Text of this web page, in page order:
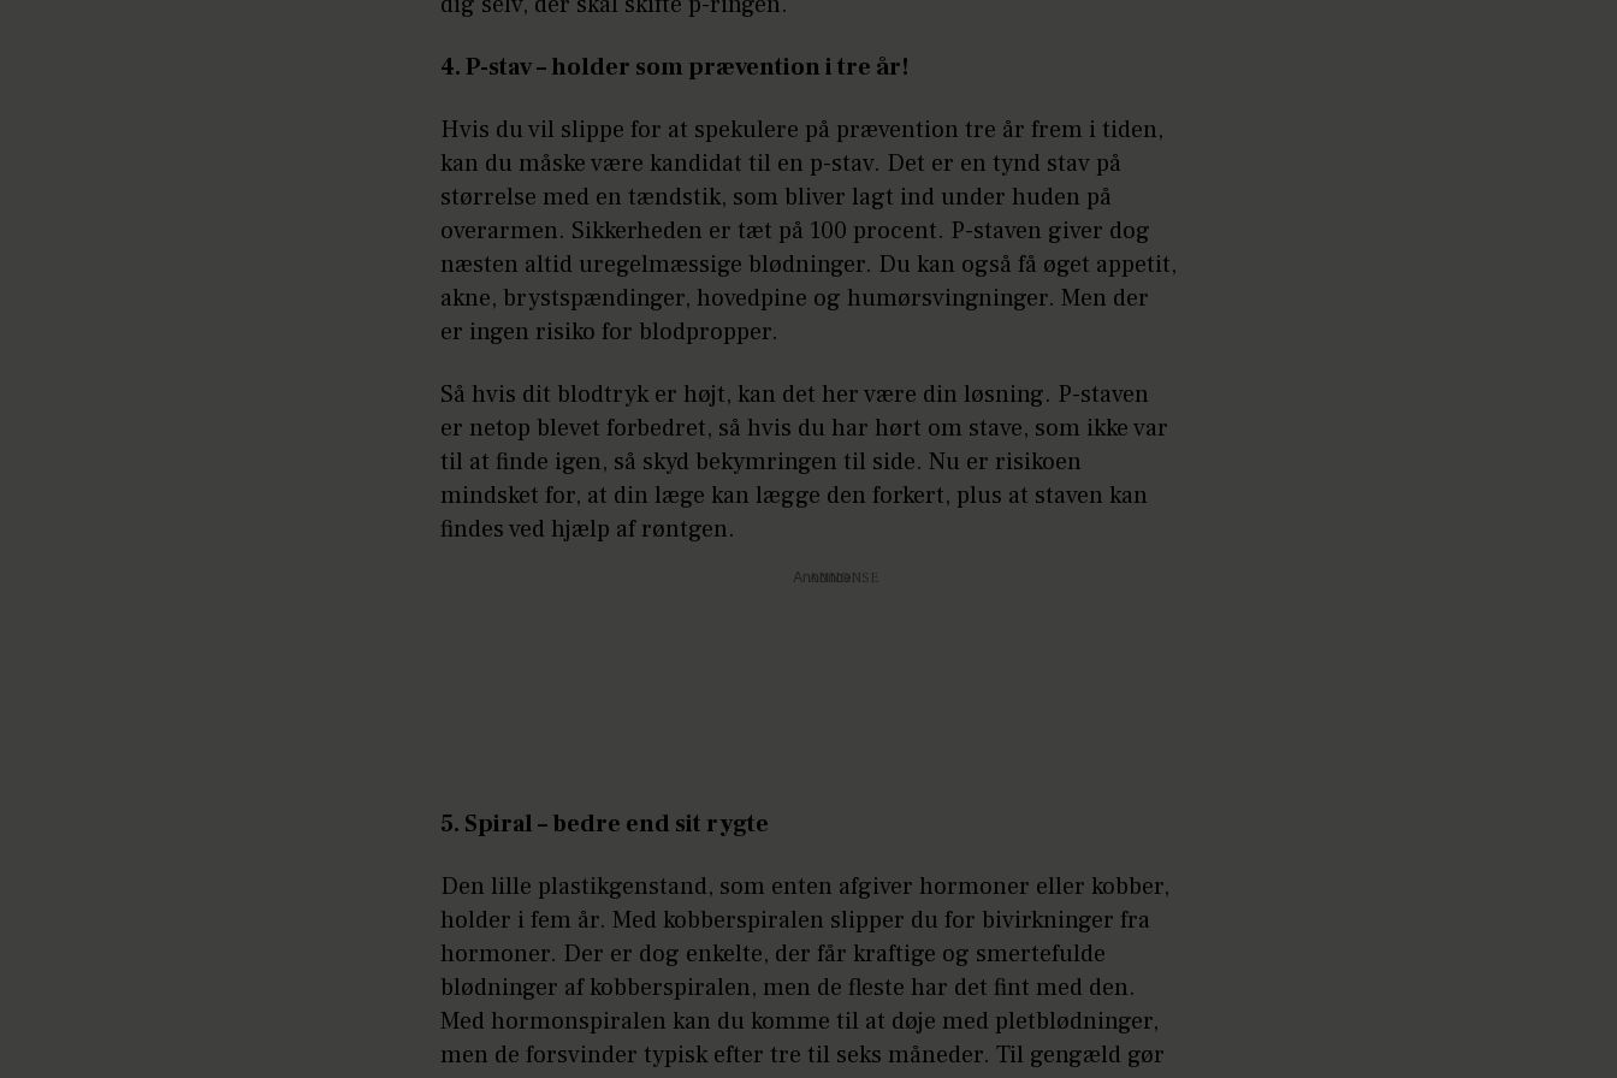
4. P-stav – holder som prævention i tre år!
Hvis du vil slippe for at spekulere på prævention tre år frem i tiden,
kan du måske være kandidat til en p-stav. Det er en tynd stav på
størrelse med en tændstik, som bliver lagt ind under huden på
overarmen. Sikkerheden er tæt på 100 procent. P-staven giver dog
næsten altid uregelmæssige blødninger. Du kan også få øget appetit,
akne, brystspændinger, hovedpine og humørsvingninger. Men der
er ingen risiko for blodpropper.
Så hvis dit blodtryk er højt, kan det her være din løsning. P-staven
er netop blevet forbedret, så hvis du har hørt om stave, som ikke var
til at finde igen, så skyd bekymringen til side. Nu er risikoen
mindsket for, at din læge kan lægge den forkert, plus at staven kan
findes ved hjælp af røntgen.
Annonce
5. Spiral – bedre end sit rygte
Den lille plastikgenstand, som enten afgiver hormoner eller kobber,
holder i fem år. Med kobberspiralen slipper du for bivirkninger fra
hormoner. Der er dog enkelte, der får kraftige og smertefulde
blødninger af kobberspiralen, men de fleste har det fint med den.
Med hormonspiralen kan du komme til at døje med pletblødninger,
men de forsvinder typisk efter tre til seks måneder. Til gengæld gør